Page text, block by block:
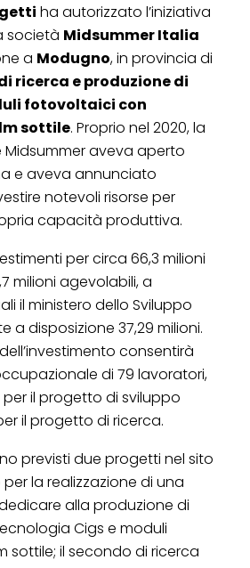
ha autorizzato l’iniziativa
società Midsummer Italia
a Modugno, in provincia di
ricerca e produzione di
fotovoltaici con
sottile. Proprio nel 2020, la
aveva aperto
e aveva annunciato
notevoli risorse per
capacità produttiva.
per circa 66,3 milioni
milioni agevolabili, a
il ministero dello Sviluppo
a disposizione 37,29 milioni.
consentirà
di 79 lavoratori,
il progetto di sviluppo
il progetto di ricerca.
previsti due progetti nel sito
la realizzazione di una
alla produzione di
Cigs e moduli
sottile; il secondo di ricerca